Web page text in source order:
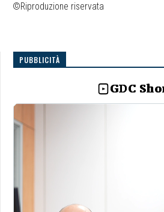
©Riproduzione riservata
PUBBLICITÀ
GDC